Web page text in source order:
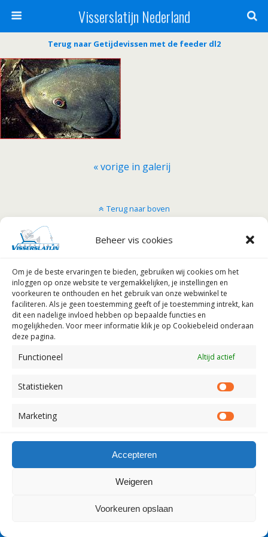
Beheer vis cookies
Om je de beste ervaringen te bieden, gebruiken wij cookies om het
inloggen op onze website te vergemakkelijken, je instellingen en
voorkeuren te onthouden en het gebruik van onze webwinkel te
faciliteren. Als je geen toestemming geeft of je toestemming intrekt, kan
dit een nadelige invloed hebben op bepaalde functies en
mogelijkheden. Voor meer informatie klik je op Cookiebeleid onderaan
deze pagina.
Functioneel Altijd actief
Statistieken
Marketing
Accepteren
Weigeren
Voorkeuren opslaan
Visserslatijn Nederland
Terug naar Getijdevissen met de feeder dl2
« vorige in galerij
Terug naar boven
Mobiel Desktop
Copyright Visserslatijn Nederland 1998-2012